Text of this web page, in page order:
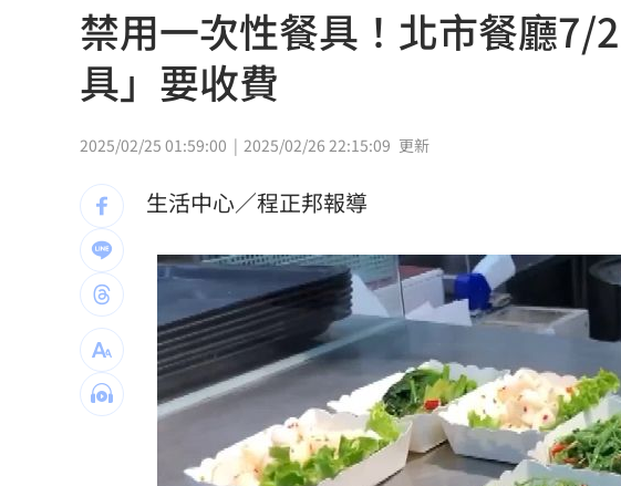
假借無塵室走道窄 工程師屢對女同事襲臀 11:36
妖股連4漲遭八卦鏡收服 被動元件一片綠
9/7充公！5張千萬發票沒人領 地點一次看
兆基債務風暴！檢調搜索 前董座帶回偵訊
台灣上市賣破8百輛！油電休旅80萬有找 11:30
姜厚任71歲生日 女友曝神級朋友圈
慈濟被詐10億未提告！他質疑：財報怎麼編 11:28
慈濟被騙10億！綠要國民黨還陳時中公道 11:26
禁用一次性餐具！北市餐廳7/
具」要收費
2025/02/25 01:59:00 2025/02/26 22:15:09 更新
生活中心／程正邦報導